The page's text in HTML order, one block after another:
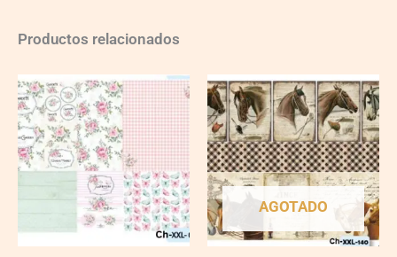
Productos relacionados
Ch-
wXXL13
quantity
AGOTADO